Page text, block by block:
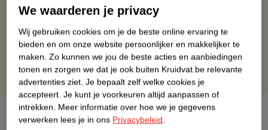
Gratis thuisbezorgd vanaf 50.00
Gratis retourneren binnen 30 dagen
Gratis punten met je Kruidvat kaart
Over dit product
We waarderen je privacy
Wij gebruiken cookies om je de beste online ervaring te
bieden en om onze website persoonlijker en makkelijker te
maken. Zo kunnen we jou de beste acties en aanbiedingen
tonen en zorgen we dat je ook buiten Kruidvat.be relevante
advertenties ziet. Je bepaalt zelf welke cookies je
accepteert. Je kunt je voorkeuren altijd aanpassen of
intrekken. Meer informatie over hoe we je gegevens
verwerken lees je in ons Privacybeleid.